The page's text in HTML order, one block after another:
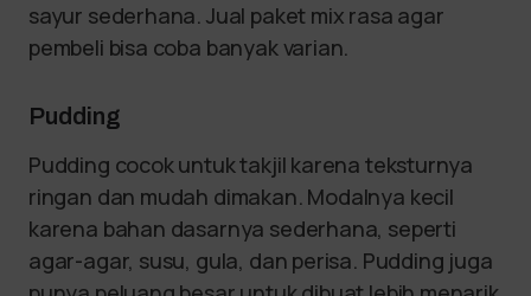
sayur sederhana. Jual paket mix rasa agar
pembeli bisa coba banyak varian.
Pudding
Pudding cocok untuk takjil karena teksturnya
ringan dan mudah dimakan. Modalnya kecil
karena bahan dasarnya sederhana, seperti
agar-agar, susu, gula, dan perisa. Pudding juga